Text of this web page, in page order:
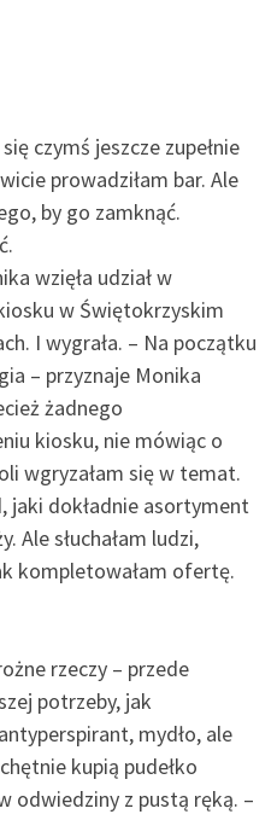
czymś jeszcze zupełnie
prowadziłam bar. Ale
by go zamknąć.
wzięła udział w
w Świętokrzyskim
I wygrała. – Na początku
– przyznaje Monika
żadnego
kiosku, nie mówiąc o
wgryzałam się w temat.
jaki dokładnie asortyment
Ale słuchałam ludzi,
kompletowałam ofertę.
rzeczy – przede
potrzeby, jak
mydło, ale
kupią pudełko
odwiedziny z pustą ręką. –